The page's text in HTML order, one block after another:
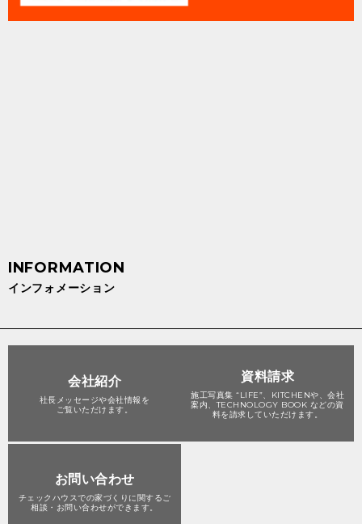
インフォメーション
会社紹介
社長メッセージや会社情報を
ご覧いただけます。
資料請求
施工写真集 “LIFE”、KITCHENや、会社
案内、TECHNOLOGY BOOK などの資
料を請求していただけます。
お問い合わせ
チェックハウスでの家づくりに関するご
相談・お問い合わせができます。